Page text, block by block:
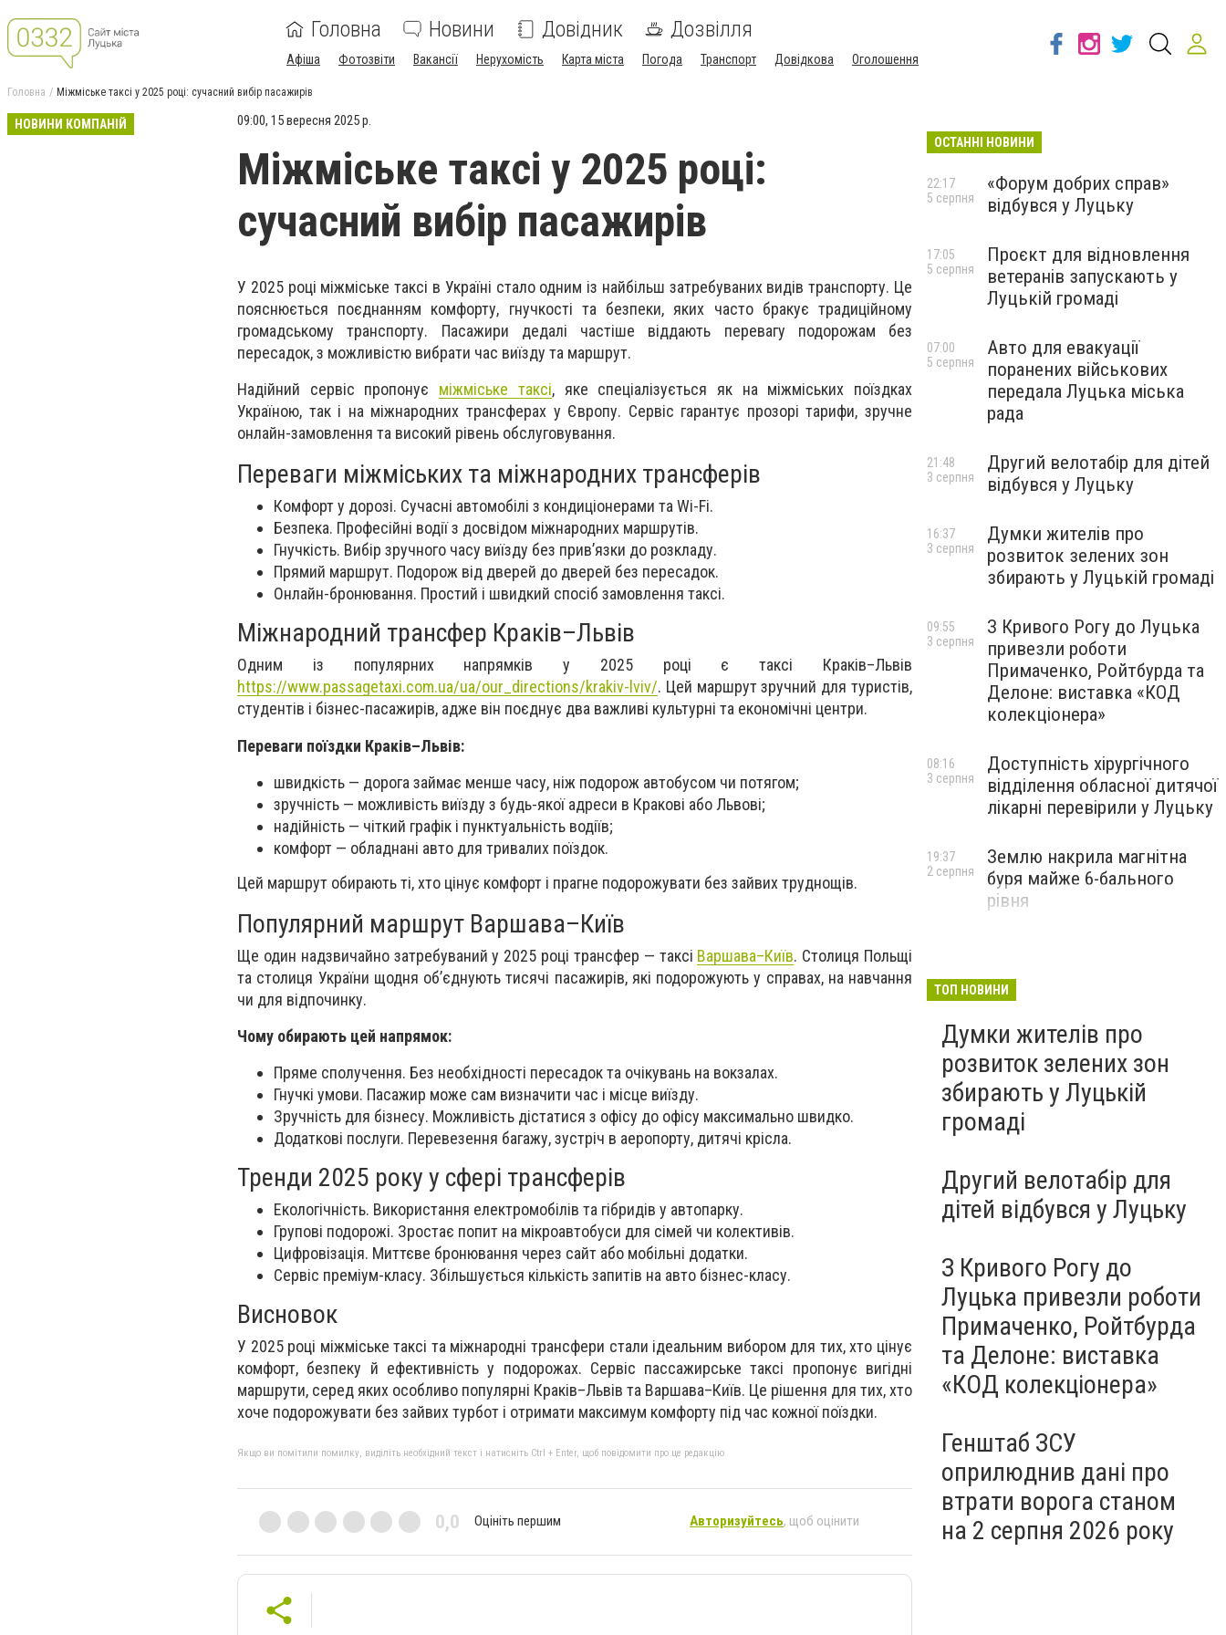
Головна Новини Довідник Дозвілля
Афіша Фотозвіти Вакансії Нерухомість Карта міста Погода Транспорт Довідкова Оголошення
Головна Міжміське таксі у 2025 році: сучасний вибір пасажирів
НОВИНИ КОМПАНІЙ 09:00, 15 вересня 2025 р.
Міжміське таксі у 2025 році:
сучасний вибір пасажирів
У 2025 році міжміське таксі в Україні стало одним із найбільш затребуваних видів транспорту. Це
пояснюється поєднанням комфорту, гнучкості та безпеки, яких часто бракує традиційному
громадському транспорту. Пасажири дедалі частіше віддають перевагу подорожам без
пересадок, з можливістю вибрати час виїзду та маршрут.
Надійний сервіс пропонує міжміське таксі, яке спеціалізується як на міжміських поїздках
Україною, так і на міжнародних трансферах у Європу. Сервіс гарантує прозорі тарифи, зручне
онлайн-замовлення та високий рівень обслуговування.
Переваги міжміських та міжнародних трансферів
Комфорт у дорозі. Сучасні автомобілі з кондиціонерами та Wi-Fi.
Безпека. Професійні водії з досвідом міжнародних маршрутів.
Гнучкість. Вибір зручного часу виїзду без прив’язки до розкладу.
Прямий маршрут. Подорож від дверей до дверей без пересадок.
Онлайн-бронювання. Простий і швидкий спосіб замовлення таксі.
Міжнародний трансфер Краків–Львів
Одним із популярних напрямків у 2025 році є таксі Краків–Львів
https://www.passagetaxi.com.ua/ua/our_directions/krakiv-lviv/. Цей маршрут зручний для туристів,
студентів і бізнес-пасажирів, адже він поєднує два важливі культурні та економічні центри.
Переваги поїздки Краків–Львів:
швидкість — дорога займає менше часу, ніж подорож автобусом чи потягом;
зручність — можливість виїзду з будь-якої адреси в Кракові або Львові;
надійність — чіткий графік і пунктуальність водіїв;
комфорт — обладнані авто для тривалих поїздок.
Цей маршрут обирають ті, хто цінує комфорт і прагне подорожувати без зайвих труднощів.
Популярний маршрут Варшава–Київ
Ще один надзвичайно затребуваний у 2025 році трансфер — таксі Варшава–Київ. Столиця Польщі
та столиця України щодня об’єднують тисячі пасажирів, які подорожують у справах, на навчання
чи для відпочинку.
Чому обирають цей напрямок:
Пряме сполучення. Без необхідності пересадок та очікувань на вокзалах.
Гнучкі умови. Пасажир може сам визначити час і місце виїзду.
Зручність для бізнесу. Можливість дістатися з офісу до офісу максимально швидко.
Додаткові послуги. Перевезення багажу, зустріч в аеропорту, дитячі крісла.
Тренди 2025 року у сфері трансферів
Екологічність. Використання електромобілів та гібридів у автопарку.
Групові подорожі. Зростає попит на мікроавтобуси для сімей чи колективів.
Цифровізація. Миттєве бронювання через сайт або мобільні додатки.
Сервіс преміум-класу. Збільшується кількість запитів на авто бізнес-класу.
Висновок
У 2025 році міжміське таксі та міжнародні трансфери стали ідеальним вибором для тих, хто цінує
комфорт, безпеку й ефективність у подорожах. Сервіс пассажирське таксі пропонує вигідні
маршрути, серед яких особливо популярні Краків–Львів та Варшава–Київ. Це рішення для тих, хто
хоче подорожувати без зайвих турбот і отримати максимум комфорту під час кожної поїздки.
Якщо ви помітили помилку, виділіть необхідний текст і натисніть Ctrl + Enter, щоб повідомити про це редакцію
0,0 Оцініть першим Авторизуйтесь, щоб оцінити
ОСТАННІ НОВИНИ
«Форум добрих справ»
відбувся у Луцьку
22:17
5 серпня
Проєкт для відновлення
ветеранів запускають у
Луцькій громаді
17:05
5 серпня
Авто для евакуації
поранених військових
передала Луцька міська
рада
07:00
5 серпня
Другий велотабір для дітей
відбувся у Луцьку
21:48
3 серпня
Думки жителів про
розвиток зелених зон
збирають у Луцькій громаді
16:37
3 серпня
З Кривого Рогу до Луцька
привезли роботи
Примаченко, Ройтбурда та
Делоне: виставка «КОД
колекціонера»
09:55
3 серпня
Доступність хірургічного
відділення обласної дитячої
лікарні перевірили у Луцьку
08:16
3 серпня
Землю накрила магнітна
буря майже 6-бального
рівня
19:37
2 серпня
ТОП НОВИНИ
Думки жителів про
розвиток зелених зон
збирають у Луцькій
громаді
Другий велотабір для
дітей відбувся у Луцьку
З Кривого Рогу до
Луцька привезли роботи
Примаченко, Ройтбурда
та Делоне: виставка
«КОД колекціонера»
Генштаб ЗСУ
оприлюднив дані про
втрати ворога станом
на 2 серпня 2026 року